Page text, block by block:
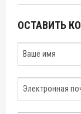
ОСТАВИТЬ